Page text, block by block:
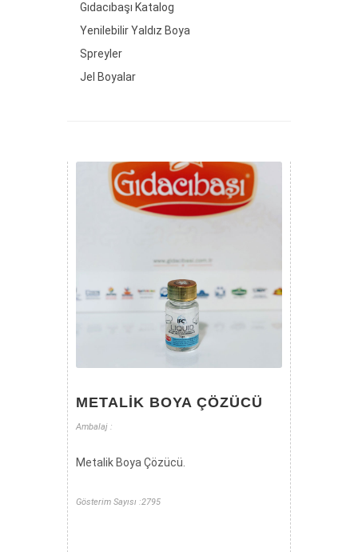
Gıdacıbaşı Katalog
Yenilebilir Yaldız Boya
Spreyler
Jel Boyalar
METALIK BOYA ÇÖZÜCÜ
Ambalaj :
Metalik Boya Çözücü.
Gösterim Sayısı :2795